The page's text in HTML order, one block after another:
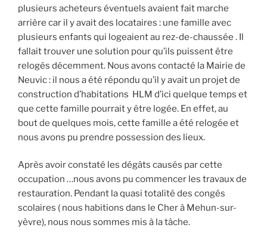
plusieurs acheteurs éventuels avaient fait marche
arrière car il y avait des locataires : une famille avec
plusieurs enfants qui logeaient au rez-de-chaussée . Il
fallait trouver une solution pour qu’ils puissent être
relogés décemment. Nous avons contacté la Mairie de
Neuvic : il nous a été répondu qu’il y avait un projet de
construction d’habitations HLM d’ici quelque temps et
que cette famille pourrait y être logée. En effet, au
bout de quelques mois, cette famille a été relogée et
nous avons pu prendre possession des lieux.
Après avoir constaté les dégâts causés par cette
occupation …nous avons pu commencer les travaux de
restauration. Pendant la quasi totalité des congés
scolaires ( nous habitions dans le Cher à Mehun-sur-
yèvre), nous nous sommes mis à la tâche.